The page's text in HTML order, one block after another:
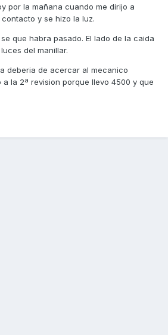
por la mañana cuando me dirijo a
y se hizo la luz.
que habra pasado. El lado de la caida
del manillar.
deberia de acercar al mecanico
a la 2ª revision porque llevo 4500 y que